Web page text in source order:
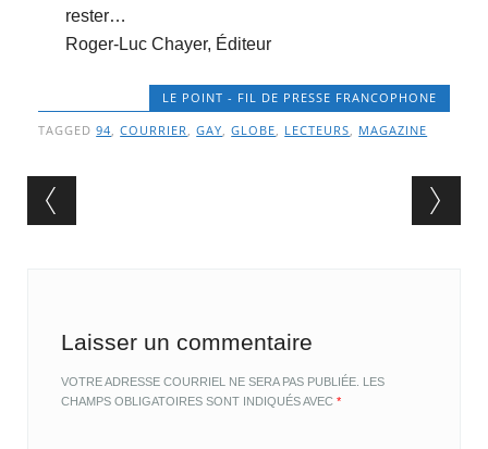
rester…
Roger-Luc Chayer, Éditeur
LE POINT - FIL DE PRESSE FRANCOPHONE
TAGGED94,COURRIER,GAY,GLOBE, LECTEURS, MAGAZINE
Post navigation
Laisser un commentaire
VOTRE ADRESSE COURRIEL NE SERA PAS PUBLIÉE. LES
CHAMPS OBLIGATOIRES SONT INDIQUÉS AVEC*